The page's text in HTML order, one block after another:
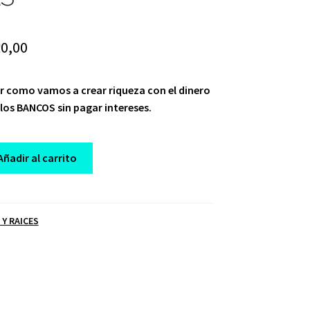
Current
is:
como vamos a crear riqueza con el dinero
BANCOS sin pagar intereses.
al carrito
RAICES